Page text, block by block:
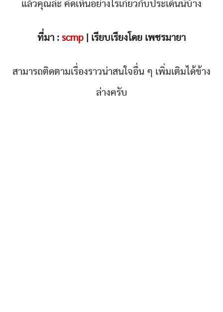
แล้วคุณล่ะ คิดเห็นอย่างไรเกี่ยวกับประเด็นนี้บ้าง
ที่มา : scmp | เรียบเรียงโดย เพชรมายา
สามารถติดตามเรื่องราวน่าสนใจอื่น ๆ เพิ่มเติมได้ข้าง
ล่างครับ